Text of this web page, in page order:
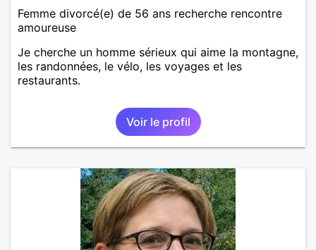
Femme divorcé(e) de 56 ans recherche rencontre
amoureuse
Je cherche un homme sérieux qui aime la montagne,
les randonnées, le vélo, les voyages et les
restaurants.
Voir le profil